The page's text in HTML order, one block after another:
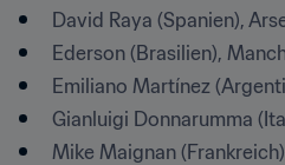
David Raya (Spanien),
Ederson (Brasilien),
Emiliano Martínez
Gianluigi Donnarumma
Mike Maignan